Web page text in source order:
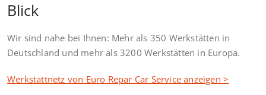
Blick
Wir sind nahe bei Ihnen: Mehr als 350 Werkstätten in
Deutschland und mehr als 3200 Werkstätten in Europa.
Werkstattnetz von Euro Repar Car Service anzeigen >